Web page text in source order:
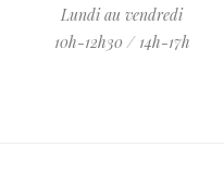
Lundi au vendredi
10h-12h30 / 14h-17h